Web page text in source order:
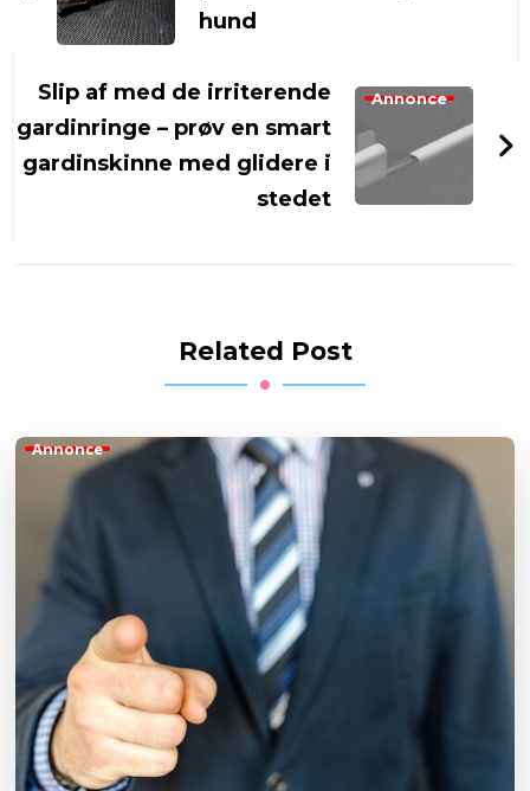
hund
Annonce
Slip af med de irriterende
gardinringe – prøv en smart
gardinskinne med glidere i
stedet
Related Post
Annonce